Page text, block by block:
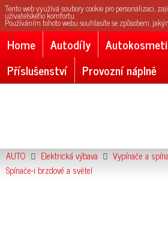
Tento web využívá soubory cookie pro personalizaci,
uživatelského komfortu.
Používáním tohoto webu souhlasíte se způsobem,
Home Autodíly
Příslušenství
Provozní náplně
AUTO Elektrická výbava
Vypínače a
Spínače-i brzdové a světel